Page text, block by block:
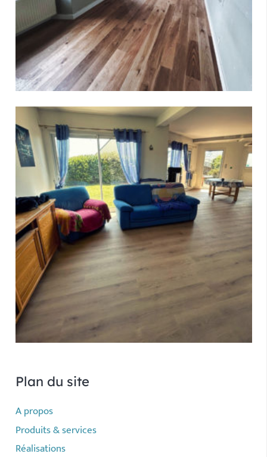
Plan du site
A propos
Produits & services
Réalisations